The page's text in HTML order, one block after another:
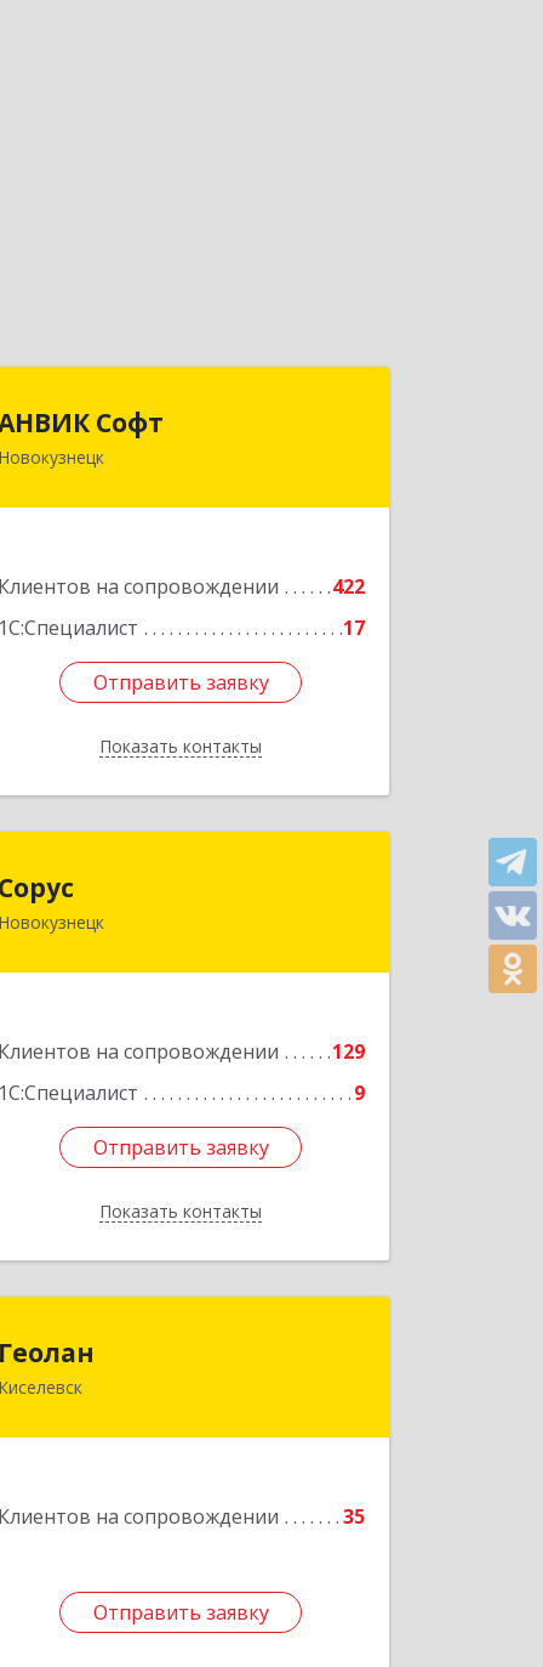
Софт
Новокузнецк
Клиентов на сопровождении
422
1С:Специалист
17
Отправить заявку
Показать контакты
654079, Кемеровская область -
Отправить заявку
Назад
Сорус
Новокузнецк
Клиентов на сопровождении
129
1С:Специалист
9
Отправить заявку
Показать контакты
654005, Кемеровская область -
Подробнее
Отправить заявку
Назад
Геолан
Киселевск
Клиентов на сопровождении 35
Отправить заявку
652700, Кемеровская обл, Киселевск г,
Отправить заявку